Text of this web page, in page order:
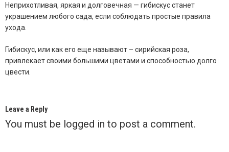
Неприхотливая, яркая и долговечная — гибискус станет
украшением любого сада, если соблюдать простые правила
ухода.
Гибискус, или как его еще называют – сирийская роза,
привлекает своими большими цветами и способностью долго
цвести.
Leave a Reply
You must be logged in to post a comment.